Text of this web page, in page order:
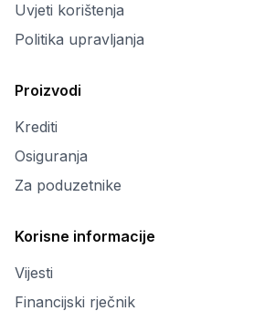
Uvjeti korištenja
Politika upravljanja
Proizvodi
Krediti
Osiguranja
Za poduzetnike
Korisne informacije
Vijesti
Financijski rječnik